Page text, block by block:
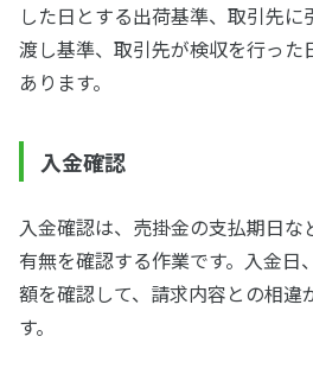
した日とする出荷基準、取引先
渡し基準、取引先が検収を行った
あります。
入金確認
入金確認は、売掛金の支払期日
有無を確認する作業です。入金日
額を確認して、請求内容との相違
す。